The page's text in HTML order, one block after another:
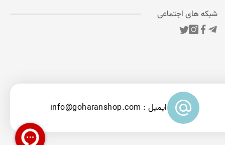
شبکه های اجتماعی
ایمیل : info@goharanshop.com